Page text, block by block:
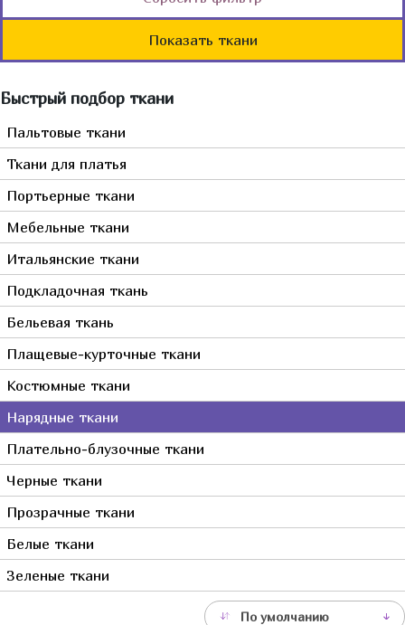
Мебельные
Однотонные
Растительный
Полосы, волны
Камуфляж
Клетка
Бордовый
Горчичный
Желтый
Зеленый
Золотой
Коралловый
Коричневый
Красный
Мультиколор
Оранжевый
Прозрачный
Розовый
Серебрянный
Серый
Синий
Фиолетовый
Фуксия
Хаки
Черный
Сиреневый
Франция
Турция
Испания
Китай
Индонезия
Пакистан
Корея
Тайвань
Показать ткани
Быстрый подбор ткани
Пальтовые ткани
Ткани для платья
Портьерные ткани
Мебельные ткани
Итальянские ткани
Подкладочная ткань
Бельевая ткань
Плащевые-курточные ткани
Костюмные ткани
Нарядные ткани
Плательно-блузочные ткани
Черные ткани
Прозрачные ткани
Белые ткани
Зеленые ткани
По умолчанию